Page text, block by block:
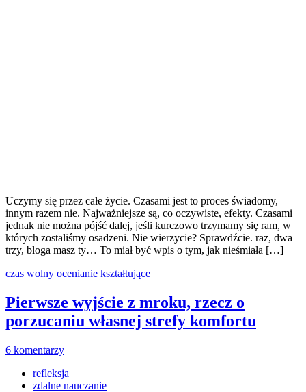
Uczymy się przez całe życie. Czasami jest to proces świadomy,
innym razem nie. Najważniejsze są, co oczywiste, efekty. Czasami
jednak nie można pójść dalej, jeśli kurczowo trzymamy się ram, w
których zostaliśmy osadzeni. Nie wierzycie? Sprawdźcie. raz, dwa
trzy, bloga masz ty… To miał być wpis o tym, jak nieśmiała […]
czas wolny ocenianie kształtujące
Pierwsze wyjście z mroku, rzecz o
porzucaniu własnej strefy komfortu
6 komentarzy
refleksja
zdalne nauczanie